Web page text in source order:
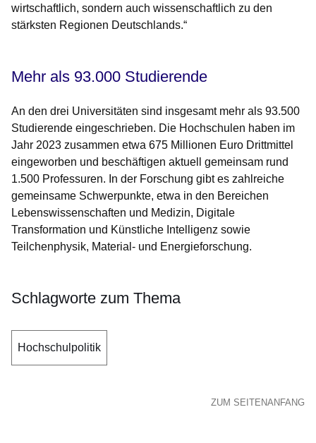
wirtschaftlich, sondern auch wissenschaftlich zu den
stärksten Regionen Deutschlands.“
Mehr als 93.000 Studierende
An den drei Universitäten sind insgesamt mehr als 93.500
Studierende eingeschrieben. Die Hochschulen haben im
Jahr 2023 zusammen etwa 675 Millionen Euro Drittmittel
eingeworben und beschäftigen aktuell gemeinsam rund
1.500 Professuren. In der Forschung gibt es zahlreiche
gemeinsame Schwerpunkte, etwa in den Bereichen
Lebenswissenschaften und Medizin, Digitale
Transformation und Künstliche Intelligenz sowie
Teilchenphysik, Material- und Energieforschung.
Schlagworte zum Thema
Hochschulpolitik
ZUM SEITENANFANG